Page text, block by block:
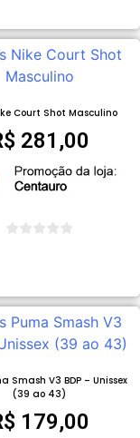
Court Shot Masculino
281,00
Smash V3 BDP – Unissex
(39 ao 43)
179,00